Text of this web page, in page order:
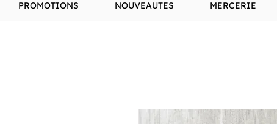
PROMOTIONS NOUVEAUTES MERCERIE